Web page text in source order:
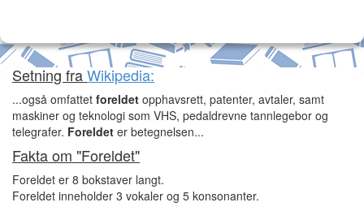
Setning fraWikipedia:
...også omfattet foreldet opphavsrett, patenter, avtaler, samt
maskiner og teknologi som VHS, pedaldrevne tannlegebor og
telegrafer. Foreldet er betegnelsen...
Fakta om "Foreldet"
Foreldet er 8 bokstaver langt.
Foreldet inneholder 3 vokaler og 5 konsonanter.